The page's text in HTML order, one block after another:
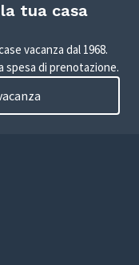
tua casa
vacanza dal 1968.
spesa di prenotazione.